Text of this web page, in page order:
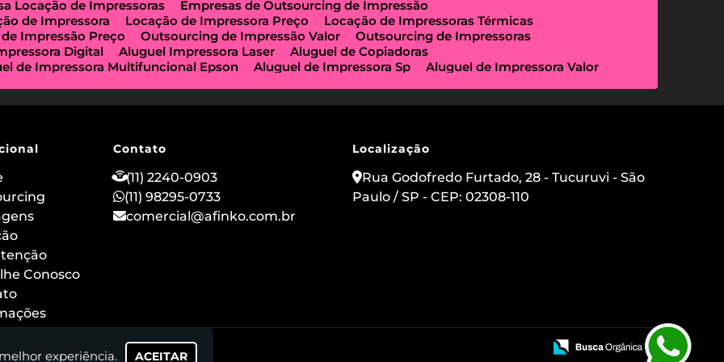
Locação de Impressoras
Empresas de Outsourcing de Impressão
de Impressora Locação de Impressora Preço
Locação de Impressoras Térmicas
Impressão Preço Outsourcing de Impressão Valor
Outsourcing de Impressoras
Digital Aluguel Impressora Laser
Aluguel de Copiadoras
de Impressora Multifuncional Epson Aluguel de Impressora Sp
Aluguel de Impressora Valor
de Impressoras a Laser Locação de Impressoras em São Paulo
Manutenção de Impressora
de Impressora Hp
Outsourcing e Locação de Impressoras
Impressoras Locação de Máquina Copiadora
Locação de Scanner de Mesa
de Impressora a Laser Aluguel de Imprimidora Térmica
Aluguel de Etiquetadora
de Impressoras para Comércios
Locação de Impressoras para Clínicas Médicas
de Impressoras para Escolas
Serviço de Manutenção de Impressoras
Impressora Térmica para Evento
de Impressoras Epson
Locação de Impressoras Multifuncionais em Sp
Conosco
Contato
(11) 2240-0903
(11) 98295-0733
comercial@afinko.com.br
Localização
Rua Godofredo Furtado, 28 - Tucuruvi - São
Paulo / SP - CEP: 02308-110
experiência. ACEITAR